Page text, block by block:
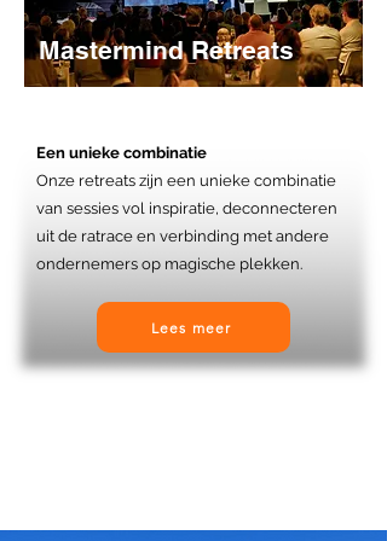
Mastermind Retreats
Een unieke combinatie
Onze retreats zijn een unieke combinatie
van sessies vol inspiratie, deconnecteren
uit de ratrace en verbinding met andere
ondernemers op magische plekken.
Lees meer